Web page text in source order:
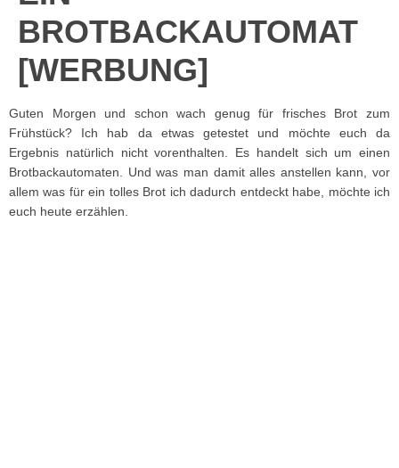
ROTBACKAUTOMAT [
WERBUNG]
Guten Morgen und schon wach genug für frisches Brot zum
Frühstück? Ich hab da etwas getestet und möchte euch da
Ergebnis natürlich nicht vorenthalten. Es handelt sich um einen
Brotbackautomaten. Und was man damit alles anstellen kann, vor
allem was für ein tolles Brot ich dadurch entdeckt habe, möchte ich
euch heute erzählen.